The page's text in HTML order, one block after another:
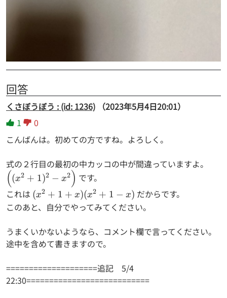
回答
くさぼうぼう : (id: 1236)
（2023年5月4日20:01）
1
0
こんばんは。初めての方ですね。よろしく。
式の２行目の最初の中カッコの中が間違っていますよ。
\Big(
(x^2+1)^2-
x^2 \Big)
((x2 + 1)2 − x2) です。
これは (x^2+1+x)
(x^2+1-x)
(x2 + 1 + x)(x2 + 1 − x) だからです。
このあと、自分でやってみてください。
うまくいかないようなら、コメント欄で言ってください。
途中を含めて書きますので。
====================追記 5/4
22:30===========================